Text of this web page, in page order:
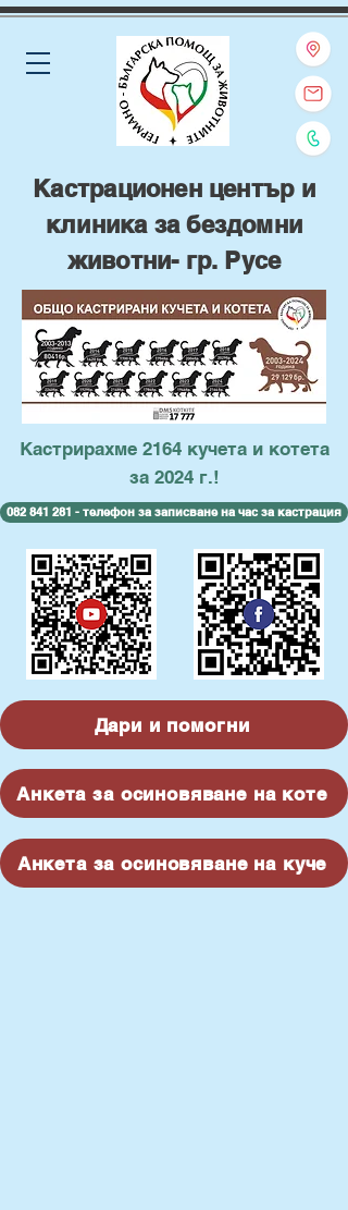
Кастрирахме 2164 кучета и котета
за 2024 г.!
082 841 281 - телефон за записване на час за кастрация
Кастрационен център и
клиника за бездомни
животни- гр. Русе
Дари и помогни
Анкета за осиновяване на коте
Анкета за осиновяване на куче